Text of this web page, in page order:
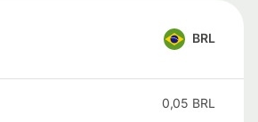
BRL
0,05 BRL